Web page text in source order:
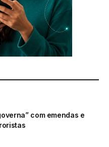
com emendas e